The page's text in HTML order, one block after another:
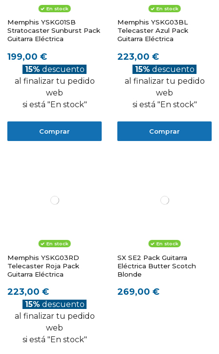
En stock
Memphis YSKG01SB
Stratocaster Sunburst Pack
Guitarra Eléctrica
199,00 €
15% descuento
al finalizar tu pedido
web
si está "En stock"
Comprar
En stock
Memphis YSKG03BL
Telecaster Azul Pack
Guitarra Eléctrica
223,00 €
15% descuento
al finalizar tu pedido
web
si está "En stock"
Comprar
En stock
Memphis YSKG03RD
Telecaster Roja Pack
Guitarra Eléctrica
223,00 €
15% descuento
al finalizar tu pedido
web
si está "En stock"
En stock
SX SE2 Pack Guitarra
Eléctrica Butter Scotch
Blonde
269,00 €